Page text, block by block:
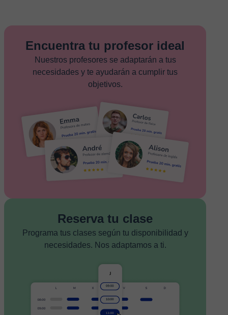
Encuentra tu profesor ideal
Nuestros profesores se adaptarán a tus
necesidades y te ayudarán a cumplir tus
objetivos.
Reserva tu clase
Programa tus clases según tu disponibilidad y
necesidades. Nos adaptamos a ti.